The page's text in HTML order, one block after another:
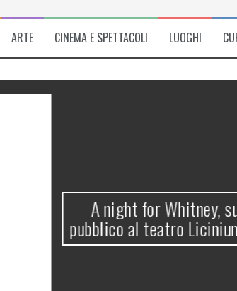
ARTE CINEMA E SPETTACOLI LUOGHI
A night for Whitney,
pubblico al teatro